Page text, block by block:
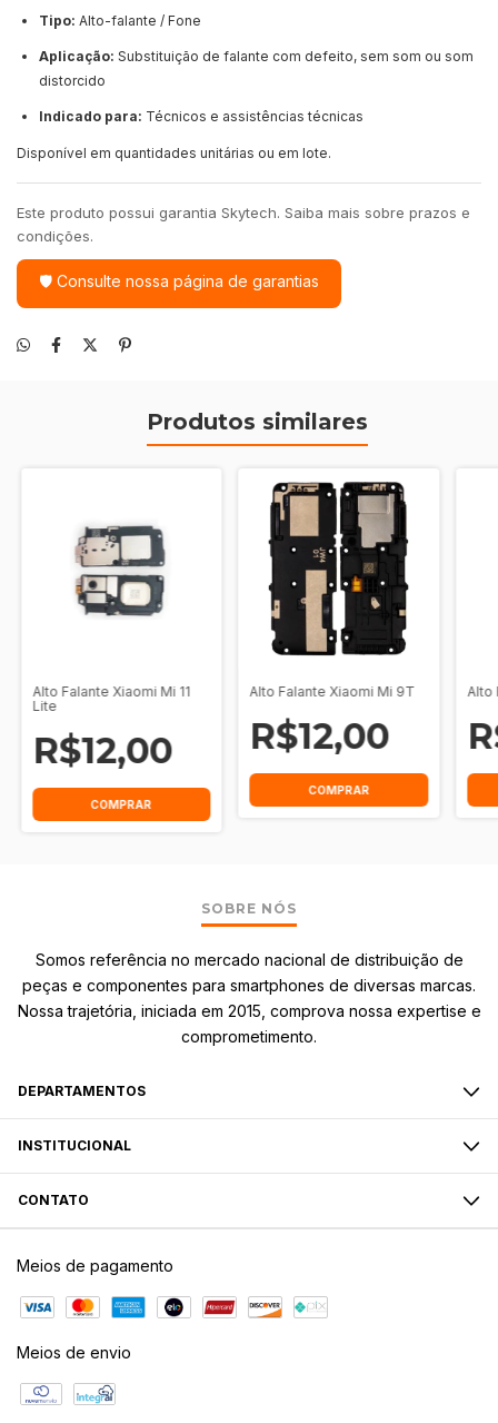
Tipo: Alto-falante / Fone
Aplicação: Substituição de falante com defeito, sem som ou som
distorcido
Indicado para: Técnicos e assistências técnicas
Disponível em quantidades unitárias ou em lote.
Este produto possui garantia Skytech. Saiba mais sobre prazos e
condições.
🛡 Consulte nossa página de garantias
Produtos similares
Alto Falante Xiaomi Mi 11
Lite
R$12,00
Alto Falante Xiaomi Mi 9T
R$12,00
Alto
SOBRE NÓS
Somos referência no mercado nacional de distribuição de
peças e componentes para smartphones de diversas marcas.
Nossa trajetória, iniciada em 2015, comprova nossa expertise e
comprometimento.
DEPARTAMENTOS
INSTITUCIONAL
CONTATO
Meios de pagamento
Meios de envio